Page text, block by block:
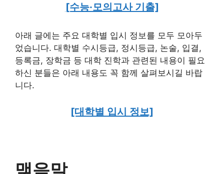
[수능·모의고사 기출]
아래 글에는 주요 대학별 입시 정보를 모두 모아두
었습니다. 대학별 수시등급, 정시등급, 논술, 입결,
등록금, 장학금 등 대학 진학과 관련된 내용이 필요
하신 분들은 아래 내용도 꼭 함께 살펴보시길 바랍
니다.
[대학별 입시 정보]
맺음말